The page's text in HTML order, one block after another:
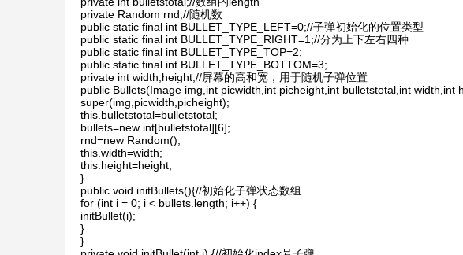
private Random rnd;//随机数
public static final int BULLET_TYPE_LEFT=0;//子弹初始化的位置类型
public static final int BULLET_TYPE_RIGHT=1;//分为上下左右四种
public static final int BULLET_TYPE_TOP=2;
public static final int BULLET_TYPE_BOTTOM=3;
private int width,height;//屏幕的高和宽，用于随机子弹位置
public Bullets(Image img,int picwidth,int picheight,int bulletstotal,int width,int
super(img,picwidth,picheight);
this.bulletstotal=bulletstotal;
bullets=new int[bulletstotal][6];
rnd=new Random();
this.width=width;
this.height=height;
}
public void initBullets(){//初始化子弹状态数组
for (int i = 0; i < bullets.length; i++) {
initBullet(i);
}
}